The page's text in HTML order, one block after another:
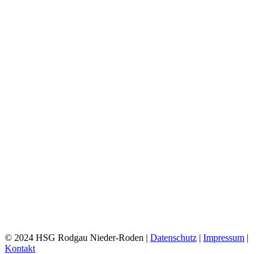
© 2024 HSG Rodgau Nieder-Roden | Datenschutz | Impressum |
Kontakt